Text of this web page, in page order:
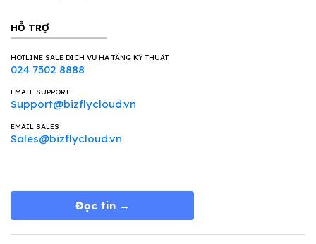
HỖ TRỢ
HOTLINE SALE DỊCH VỤ HẠ TẦNG KỸ THUẬT
024 7302 8888
EMAIL SUPPORT
Support@bizflycloud.vn
EMAIL SALES
Sales@bizflycloud.vn
Đọc tin →